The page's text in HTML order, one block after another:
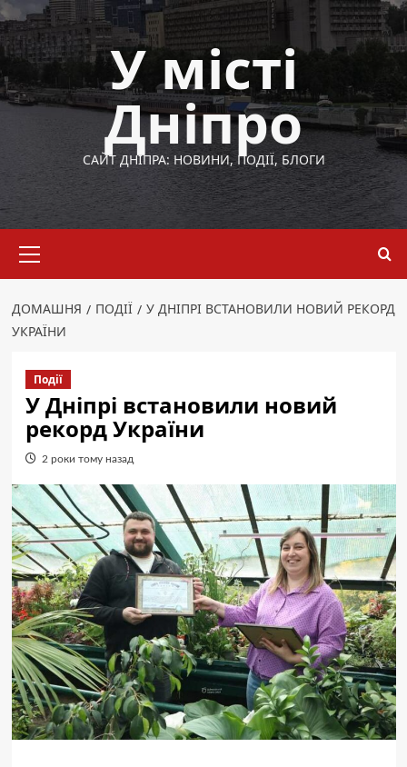
Перейти
до
вмісту
У місті
Дніпро
САЙТ ДНІПРА: НОВИНИ, ПОДІЇ, БЛОГИ
меню
ДОМАШНЯ ПОДІЇ
У ДНІПРІ ВСТАНОВИЛИ НОВИЙ РЕКОРД
УКРАЇНИ
Події
У Дніпрі встановили новий
рекорд України
2 роки тому назад